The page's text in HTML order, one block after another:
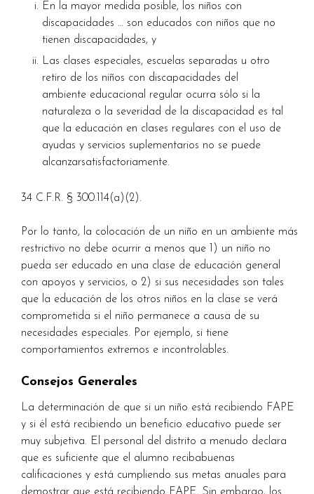
En la mayor medida posible, los niños con
discapacidades … son educados con niños que no
tienen discapacidades, y
Las clases especiales, escuelas separadas u otro
retiro de los niños con discapacidades del
ambiente educacional regular ocurra sólo si la
naturaleza o la severidad de la discapacidad es tal
que la educación en clases regulares con el uso de
ayudas y servicios suplementarios no se puede
alcanzarsatisfactoriamente.
34 C.F.R. § 300.114(a)(2).
Por lo tanto, la colocación de un niño en un ambiente más
restrictivo no debe ocurrir a menos que 1) un niño no
pueda ser educado en una clase de educación general
con apoyos y servicios, o 2) si sus necesidades son tales
que la educación de los otros niños en la clase se verá
comprometida si el niño permanece a causa de su
necesidades especiales. Por ejemplo, si tiene
comportamientos extremos e incontrolables.
Consejos Generales
La determinación de que si un niño está recibiendo FAPE
y si él está recibiendo un beneficio educativo puede ser
muy subjetiva. El personal del distrito a menudo declara
que es suficiente que el alumno recibabuenas
calificaciones y está cumpliendo sus metas anuales para